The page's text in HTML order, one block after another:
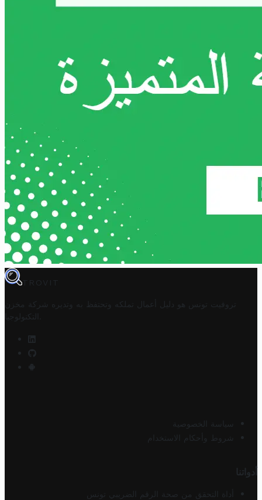
TROVIT
تروفيت تونس هو دليل أعمال تملكه وتحتفظ به وتديره
شركة مخزن
التكنولوجيا
سياسة الخصوصية
شروط وأحكام الاستخدام
أدواتنا
أداة التحقق من صحة الرقم الضريبي تونس